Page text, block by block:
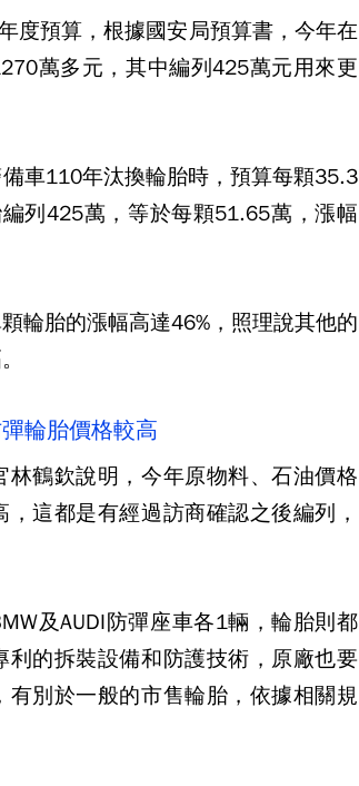
度預算，根據國安局預算書，今年在
萬多元，其中編列425萬元用來更
車110年汰換輪胎時，預算每顆35.3
列425萬，等於每顆51.65萬，漲幅
輪胎的漲幅高達46%，照理說其他的
輪胎價格較高
鶴欽說明，今年原物料、石油價格
這都是有經過訪商確認之後編列，
及AUDI防彈座車各1輛，輪胎則都
的拆裝設備和防護技術，原廠也要
別於一般的市售輪胎，依據相關規